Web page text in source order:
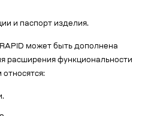
и паспорт изделия.
может быть дополнена
расширения функциональности